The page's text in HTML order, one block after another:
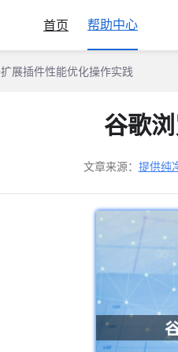
首页 帮助中心
展插件性能优化操作实践
谷歌
文章来源： 提供纯